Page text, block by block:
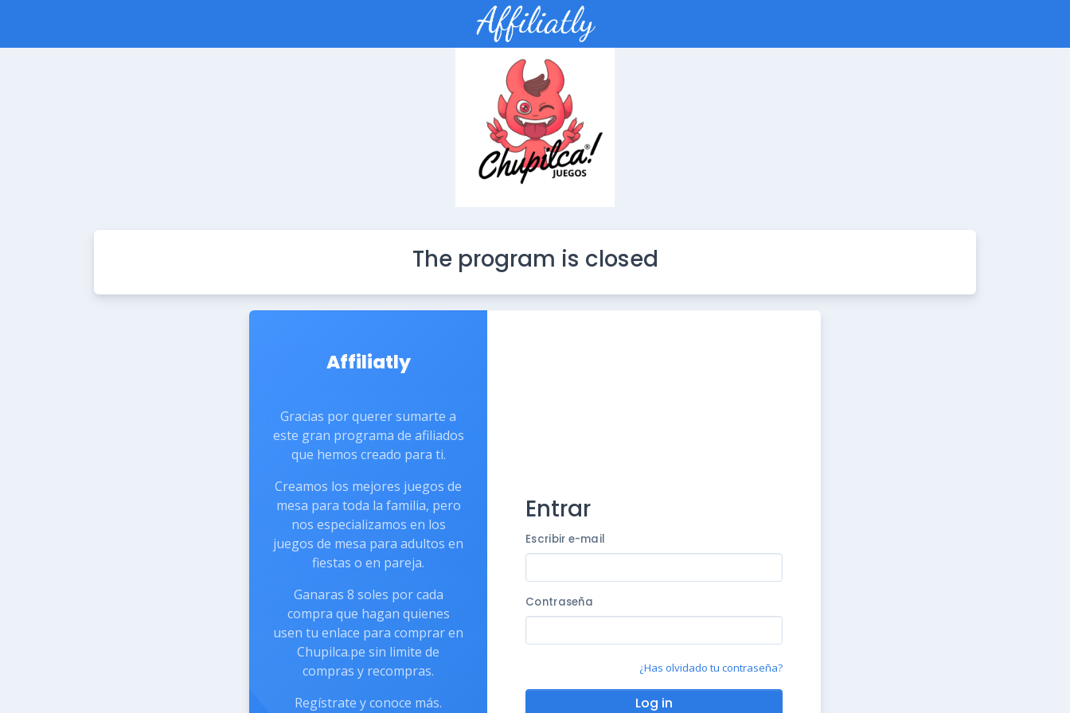
The program is closed
Affiliatly
Gracias por querer sumarte a
este gran programa de afiliados
que hemos creado para ti.
Creamos los mejores juegos de
mesa para toda la familia, pero
nos especializamos en los
juegos de mesa para adultos en
fiestas o en pareja.
Ganaras 8 soles por cada
compra que hagan quienes
usen tu enlace para comprar en
Chupilca.pe sin limite de
compras y recompras.
Regístrate y conoce más.
Entrar
Escribir e-mail
Contraseña
¿Has olvidado tu contraseña?
Log in